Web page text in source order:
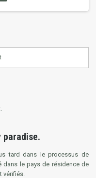
paradise.
tard dans le processus de
dans le pays de résidence de
vérifiés.